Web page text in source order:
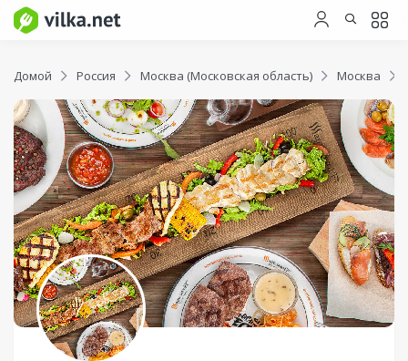
Домой Россия Москва (Московская область) Москва